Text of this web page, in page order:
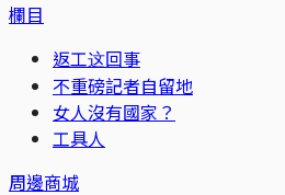
欄目
返工这回事
不重磅記者自留地
女人沒有國家？
工具人
周邊商城